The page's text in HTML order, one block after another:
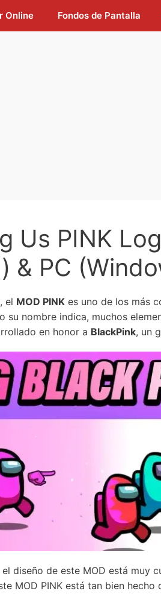
Online Fondos de Pantalla
Us PINK
& PC
, el MOD PINK es uno de los más
nombre indica, muchos
en honor a BlackPink, un
diseño de este MOD está muy
MOD PINK está tan bien